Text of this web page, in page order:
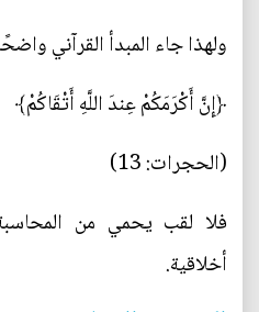
ولهذا جاء المبدأ القرآني
﴿إِنَّ أَكْرَمَكُمْ عِندَ اللَّهِ أَتْقَاكُمْ﴾
(الحجرات: 13)
فلا لقب يحمي من
أخلاقية.